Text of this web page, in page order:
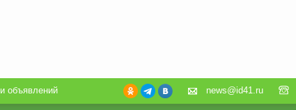
объявлений news@id41.ru